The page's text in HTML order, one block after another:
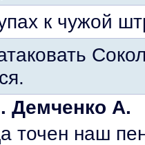
к чужой
Демченко А.
точен наш